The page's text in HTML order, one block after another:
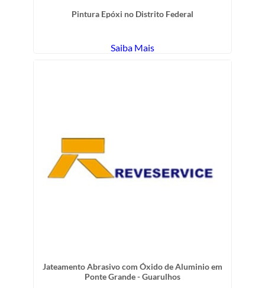
Pintura Epóxi no Distrito Federal
Saiba Mais
Jateamento Abrasivo com Óxido de Aluminio em
Ponte Grande - Guarulhos